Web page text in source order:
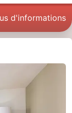
d'informations